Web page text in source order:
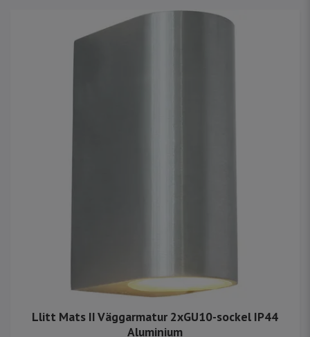
Llitt Mats II Väggarmatur 2xGU10-sockel IP44
Aluminium